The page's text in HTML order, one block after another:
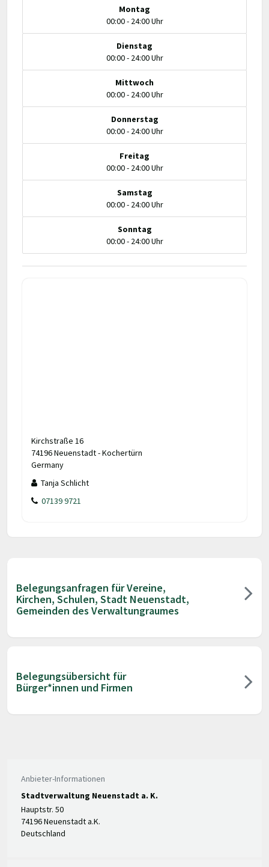
Montag
00:00 - 24:00 Uhr
Dienstag
00:00 - 24:00 Uhr
Mittwoch
00:00 - 24:00 Uhr
Donnerstag
00:00 - 24:00 Uhr
Freitag
00:00 - 24:00 Uhr
Samstag
00:00 - 24:00 Uhr
Sonntag
00:00 - 24:00 Uhr
Kirchstraße 16
74196 Neuenstadt - Kochertürn
Germany
Tanja Schlicht
07139 9721
Belegungsanfragen für Vereine,
Kirchen, Schulen, Stadt Neuenstadt,
Gemeinden des Verwaltungraumes
Belegungsübersicht für
Bürger*innen und Firmen
Anbieter-Informationen
Stadtverwaltung Neuenstadt a. K.
Hauptstr. 50
74196 Neuenstadt a.K.
Deutschland